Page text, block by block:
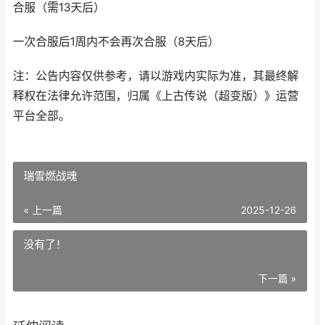
合服（需13天后）
一次合服后1周内不会再次合服（8天后）
注：公告内容仅供参考，请以游戏内实际为准，其最终解
释权在法律允许范围，归属《上古传说（超变版）》运营
平台全部。
瑞雪燃战魂
« 上一篇 2025-12-26
没有了！
下一篇 »